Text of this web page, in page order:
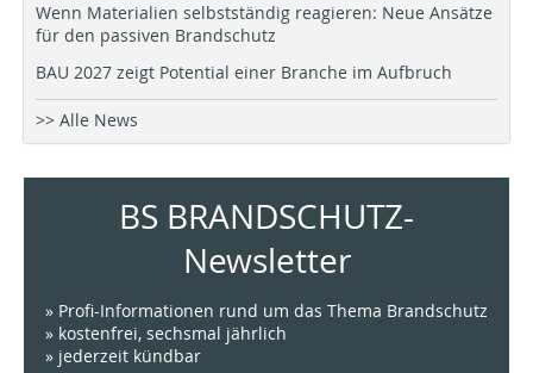
Wenn Materialien selbstständig reagieren: Neue Ansätze
für den passiven Brandschutz
BAU 2027 zeigt Potential einer Branche im Aufbruch
>> Alle News
BS BRANDSCHUTZ-
Newsletter
» Profi-Informationen rund um das Thema Brandschutz
» kostenfrei, sechsmal jährlich
» jederzeit kündbar